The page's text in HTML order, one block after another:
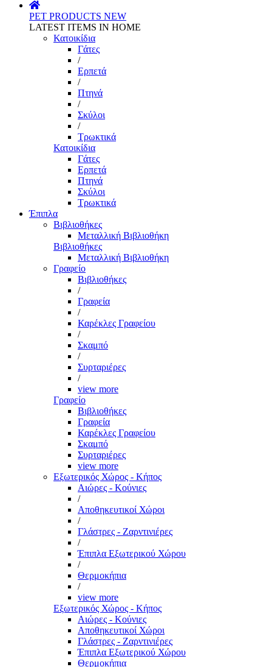
PET PRODUCTS NEW
LATEST ITEMS IN HOME
Κατοικίδια
Γάτες
/
Ερπετά
/
Πτηνά
/
Σκύλοι
/
Τρωκτικά
Κατοικίδια
Γάτες
Ερπετά
Πτηνά
Σκύλοι
Τρωκτικά
Έπιπλα
Βιβλιοθήκες
Μεταλλική Βιβλιοθήκη
Βιβλιοθήκες
Μεταλλική Βιβλιοθήκη
Γραφείο
Βιβλιοθήκες
/
Γραφεία
/
Καρέκλες Γραφείου
/
Σκαμπό
/
Συρταριέρες
/
view more
Γραφείο
Βιβλιοθήκες
Γραφεία
Καρέκλες Γραφείου
Σκαμπό
Συρταριέρες
view more
Εξωτερικός Χώρος - Κήπος
Αιώρες - Κούνιες
/
Αποθηκευτικοί Χώροι
/
Γλάστρες - Ζαρντινιέρες
/
Έπιπλα Εξωτερικού Χώρου
/
Θερμοκήπια
/
view more
Εξωτερικός Χώρος - Κήπος
Αιώρες - Κούνιες
Αποθηκευτικοί Χώροι
Γλάστρες - Ζαρντινιέρες
Έπιπλα Εξωτερικού Χώρου
Θερμοκήπια